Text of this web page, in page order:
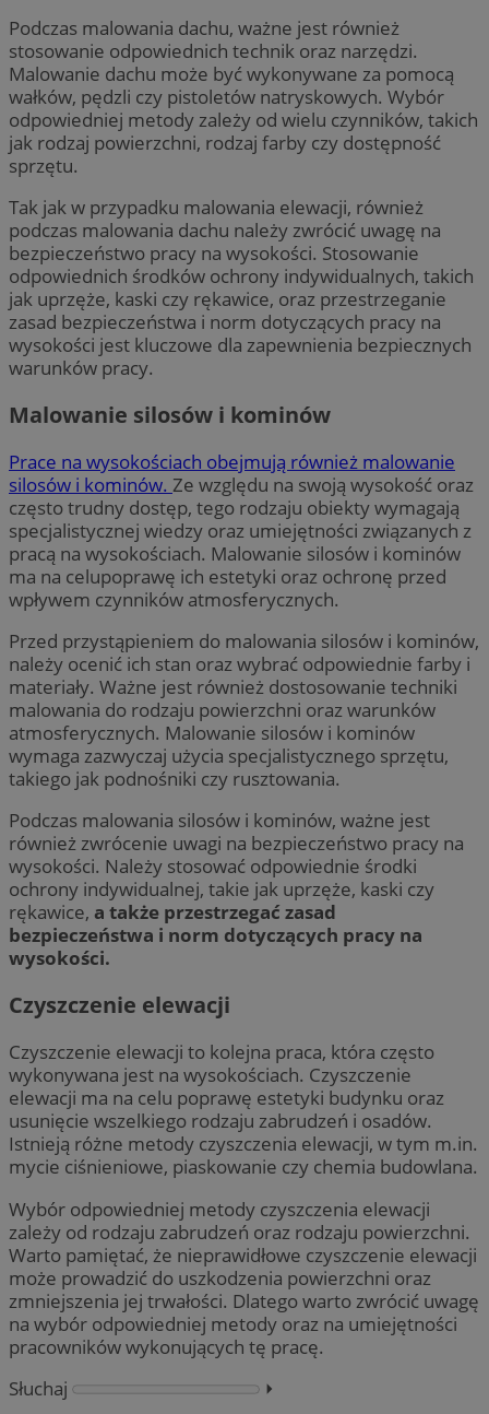
Podczas malowania dachu, ważne jest również
stosowanie odpowiednich technik oraz narzędzi.
Malowanie dachu może być wykonywane za pomocą
wałków, pędzli czy pistoletów natryskowych. Wybór
odpowiedniej metody zależy od wielu czynników, takich
jak rodzaj powierzchni, rodzaj farby czy dostępność
sprzętu.
Tak jak w przypadku malowania elewacji, również
podczas malowania dachu należy zwrócić uwagę na
bezpieczeństwo pracy na wysokości. Stosowanie
odpowiednich środków ochrony indywidualnych, takich
jak uprzęże, kaski czy rękawice, oraz przestrzeganie
zasad bezpieczeństwa i norm dotyczących pracy na
wysokości jest kluczowe dla zapewnienia bezpiecznych
warunków pracy.
Malowanie silosów i kominów
Prace na wysokościach obejmują również malowanie
silosów i kominów. Ze względu na swoją wysokość oraz
często trudny dostęp, tego rodzaju obiekty wymagają
specjalistycznej wiedzy oraz umiejętności związanych z
pracą na wysokościach. Malowanie silosów i kominów
ma na celupoprawę ich estetyki oraz ochronę przed
wpływem czynników atmosferycznych.
Przed przystąpieniem do malowania silosów i kominów,
należy ocenić ich stan oraz wybrać odpowiednie farby i
materiały. Ważne jest również dostosowanie techniki
malowania do rodzaju powierzchni oraz warunków
atmosferycznych. Malowanie silosów i kominów
wymaga zazwyczaj użycia specjalistycznego sprzętu,
takiego jak podnośniki czy rusztowania.
Podczas malowania silosów i kominów, ważne jest
również zwrócenie uwagi na bezpieczeństwo pracy na
wysokości. Należy stosować odpowiednie środki
ochrony indywidualnej, takie jak uprzęże, kaski czy
rękawice, a także przestrzegać zasad
bezpieczeństwa i norm dotyczących pracy na
wysokości.
Czyszczenie elewacji
Czyszczenie elewacji to kolejna praca, która często
wykonywana jest na wysokościach. Czyszczenie
elewacji ma na celu poprawę estetyki budynku oraz
usunięcie wszelkiego rodzaju zabrudzeń i osadów.
Istnieją różne metody czyszczenia elewacji, w tym m.in.
mycie ciśnieniowe, piaskowanie czy chemia budowlana.
Wybór odpowiedniej metody czyszczenia elewacji
zależy od rodzaju zabrudzeń oraz rodzaju powierzchni.
Warto pamiętać, że nieprawidłowe czyszczenie elewacji
może prowadzić do uszkodzenia powierzchni oraz
zmniejszenia jej trwałości. Dlatego warto zwrócić uwagę
na wybór odpowiedniej metody oraz na umiejętności
pracowników wykonujących tę pracę.
Słuchaj
⏵︎